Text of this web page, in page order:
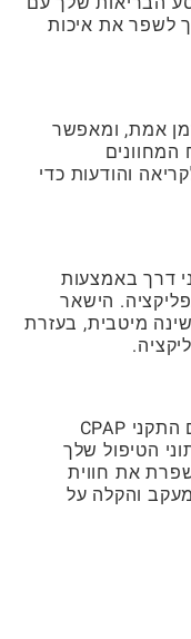
לשפר את איכות
אמת, ומאפשר
והודעות כדי
דרך באמצעות
הישאר
מיטבית, בעזרת
MyAir ™ משתלב בצורה חלקה עם התקני CPAP
הטיפול שלך
את חווית
והקלה על